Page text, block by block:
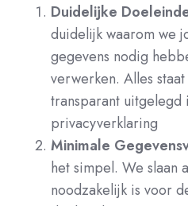
Duidelijke
duidelijk waarom we
gegevens nodig
verwerken. Alles
transparant uitgelegd
privacyverklaring
Minimale
het simpel. We slaan
noodzakelijk is voor